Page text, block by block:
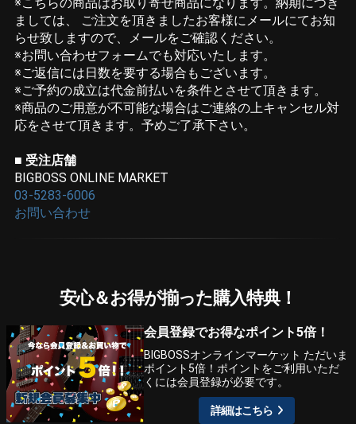
ましては、 ご注文を頂きましたお客様にメールにてお知
らせ致しますので、メールをご確認ください。
※お問い合わせフォームでも対応いたします。
※ご返信には日数を要する場合もございます。
※ご予約の成立は代金前払いを条件とさせて頂きます。
※商品のご用意が不可能な場合はご連絡の上キャンセル対
応をさせて頂きます。予めご了承下さい。
■ 受注店舗
BIGBOSS ONLINE MARKET
03-5283-6006
お問い合わせ
安心＆お得が揃った購入特典！
会員登録でお得なポイント5倍！
BIGBOSSオンラインマーケット ただいま
ポイント5倍！ポイントをご利用いただ
くには会員登録が必要です。
詳細はこちら